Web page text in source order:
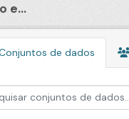
e...
de dados